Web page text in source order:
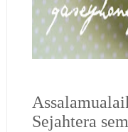
Sejahtera